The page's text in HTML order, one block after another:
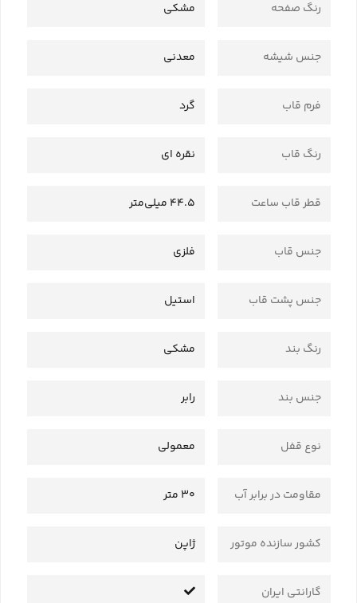
رنگ صفحه مشکی
جنس شیشه معدنی
فرم قاب گرد
رنگ قاب نقره ای
قطر قاب ساعت 44.5 میلی‌متر
جنس قاب فلزی
جنس پشت قاب استیل
رنگ بند مشکی
جنس بند رابر
نوع قفل معمولی
مقاومت در برابر آب 30 متر
کشور سازنده موتور ژاپن
گارانتی ایران